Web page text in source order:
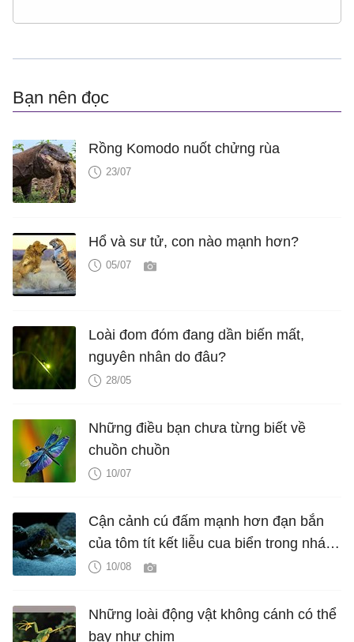
Bạn nên đọc
Rồng Komodo nuốt chửng rùa
23/07
Hổ và sư tử, con nào mạnh hơn?
05/07
Loài đom đóm đang dần biến mất,
nguyên nhân do đâu?
28/05
Những điều bạn chưa từng biết về
chuồn chuồn
10/07
Cận cảnh cú đấm mạnh hơn đạn bắn
của tôm tít kết liễu cua biển trong nháy
mắt10/08
Những loài động vật không cánh có thể
bay như chim